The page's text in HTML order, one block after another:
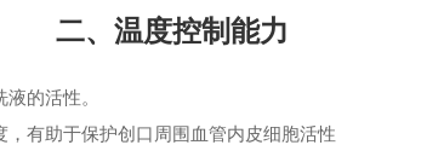
二、温度控制能力
的活性。
有助于保护创口周围血管内皮细胞活性